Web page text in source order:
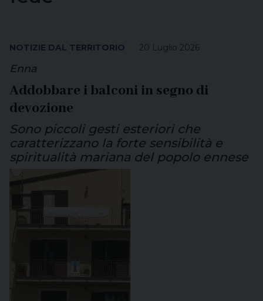
20 Luglio 2026
NOTIZIE DAL TERRITORIO
Enna
Addobbare i balconi in segno di
devozione
Sono piccoli gesti esteriori che
caratterizzano la forte sensibilità e
spiritualità mariana del popolo ennese